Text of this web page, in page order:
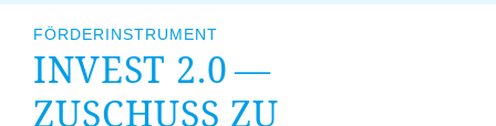
Unternehmen
Cluster
FÖRDERINSTRUMENT
INVEST 2.0—
ZUSCHUSS ZU